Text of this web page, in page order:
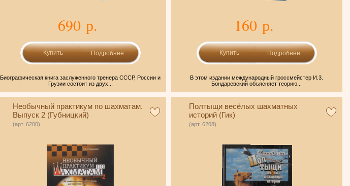
690 р.
Подробнее
Биографическая книга заслуженного тренера СССР, России и
Грузии состоит из двух...
160 р.
Подробнее
В этом издании международный гроссмейстер И.3.
Бондаревский объясняет теорию...
Необычный практикум по шахматам.
Выпуск 2 (Губницкий)
(арт. 6200)
Полтыщи весёлых шахматных
историй (Гик)
(арт. 6208)